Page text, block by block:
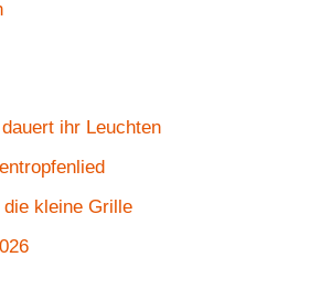
ihr Leuchten
kleine Grille